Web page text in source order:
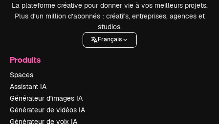
La plateforme créative pour donner vie à vos meilleurs projets.
Plus d’un million d’abonnés : créatifs, entreprises, agences et
studios.
Français
Produits
Spaces
Assistant IA
Générateur d’images IA
Générateur de vidéos IA
Générateur de voix IA